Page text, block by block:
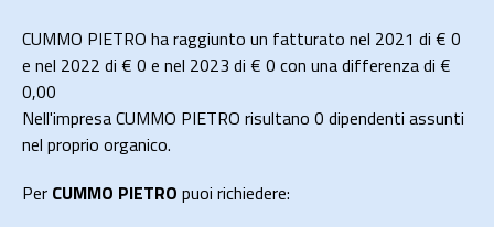
CUMMO PIETRO ha raggiunto un fatturato nel 2021 di € 0
e nel 2022 di € 0 e nel 2023 di € 0 con una differenza di €
0,00
Nell'impresa CUMMO PIETRO risultano 0 dipendenti assunti
nel proprio organico.
Per CUMMO PIETRO puoi richiedere: